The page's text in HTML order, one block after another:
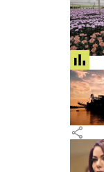
share
share